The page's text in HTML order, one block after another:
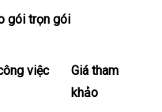
gói trọn gói
việc
Giá tham
khảo